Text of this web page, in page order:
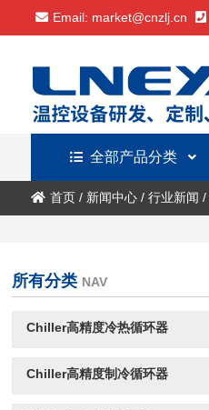
Email: market@cnzlj.cn
全部产品分类
首页/ 新闻中心/ 行业新闻 /
所有分类 NAV
Chiller高精度冷热循环器
Chiller高精度制冷循环器